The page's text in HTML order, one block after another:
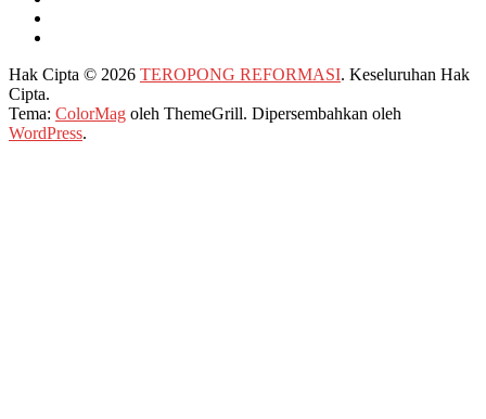
Hak Cipta © 2026 TEROPONG REFORMASI. Keseluruhan Hak
Cipta.
Tema: ColorMag oleh ThemeGrill. Dipersembahkan oleh
WordPress.